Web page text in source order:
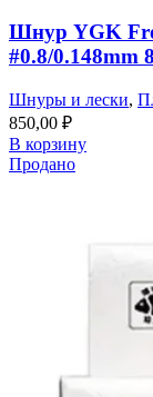
Шнур YGK
#0.8/0.148mm
Шнуры и лески,
850,00 ₽
В корзину
Продано